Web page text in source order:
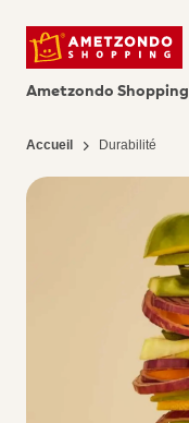
Ametzondo Shopping
Accueil Durabilité